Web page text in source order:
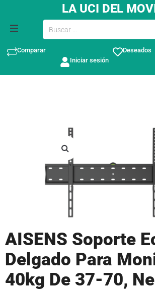
LA UCI DEL
Comparar
Deseados
Iniciar sesión
AISENS Soporte
Delgado Para
40kg De 37-70,